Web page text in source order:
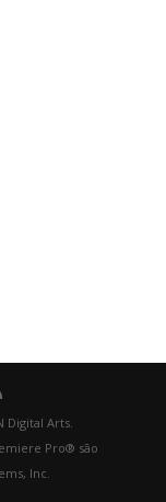
Digital Arts.
Pro® são
Inc.